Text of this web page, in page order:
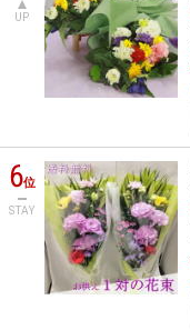
UP
6位
STAY